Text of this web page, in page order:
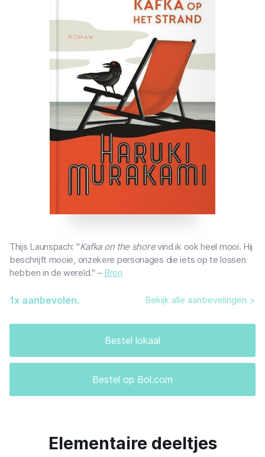
Thijs Launspach: "Kafka on the shorevind ik ook heel mooi. Hij
beschrijft mooie, onzekere personages die iets op te lossen
hebben in de wereld." – Bron
Bestel lokaal
Bestel op Bol.com
1x aanbevolen. Bekijk alle aanbevelingen >
Elementaire deeltjes